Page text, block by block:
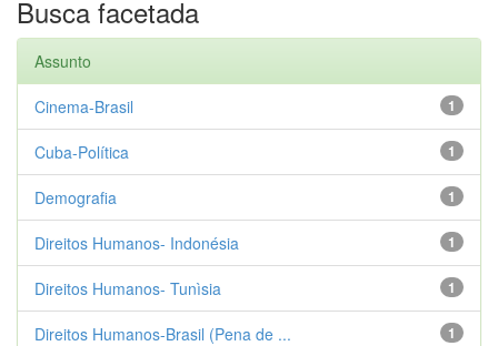
Busca facetada
Assunto
1
Cinema-Brasil
1
Cuba-Política
1
Demografia
1
Direitos Humanos- Indonésia
1
Direitos Humanos- Tunìsia
1
Direitos Humanos-Brasil (Pena de ...